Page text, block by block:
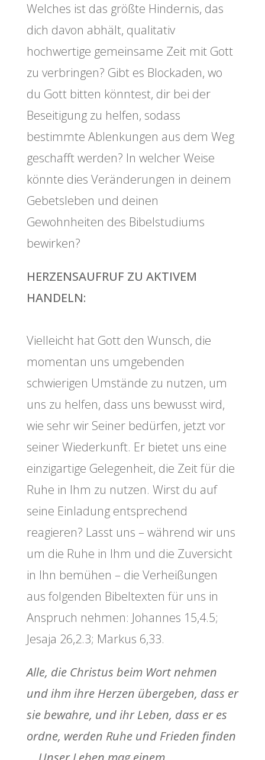
Welches ist das größte Hindernis, das
dich davon abhält, qualitativ
hochwertige gemeinsame Zeit mit Gott
zu verbringen? Gibt es Blockaden, wo
du Gott bitten könntest, dir bei der
Beseitigung zu helfen, sodass
bestimmte Ablenkungen aus dem Weg
geschafft werden? In welcher Weise
könnte dies Veränderungen in deinem
Gebetsleben und deinen
Gewohnheiten des Bibelstudiums
bewirken?
HERZENSAUFRUF ZU AKTIVEM
HANDELN:
Vielleicht hat Gott den Wunsch, die
momentan uns umgebenden
schwierigen Umstände zu nutzen, um
uns zu helfen, dass uns bewusst wird,
wie sehr wir Seiner bedürfen, jetzt vor
seiner Wiederkunft. Er bietet uns eine
einzigartige Gelegenheit, die Zeit für die
Ruhe in Ihm zu nutzen. Wirst du auf
seine Einladung entsprechend
reagieren? Lasst uns – während wir uns
um die Ruhe in Ihm und die Zuversicht
in Ihn bemühen – die Verheißungen
aus folgenden Bibeltexten für uns in
Anspruch nehmen: Johannes 15,4.5;
Jesaja 26,2.3; Markus 6,33.
Alle, die Christus beim Wort nehmen
und ihm ihre Herzen übergeben, dass er
sie bewahre, und ihr Leben, dass er es
ordne, werden Ruhe und Frieden finden